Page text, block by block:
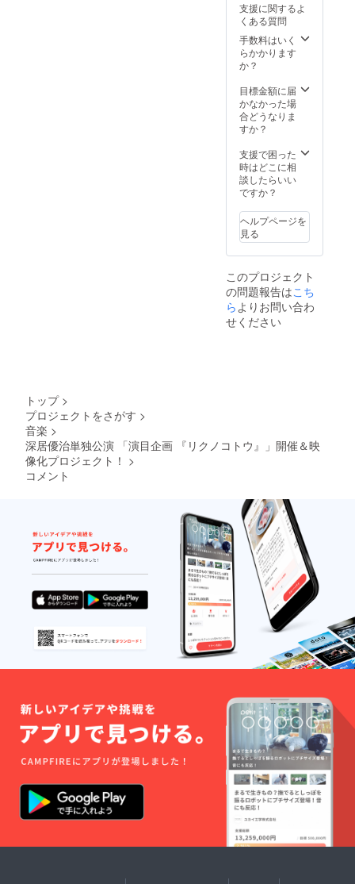
月を予
定。
◯PV映
像原画
名入れ
＜大＞
(LIVE
台公演
終了約
2ヶ月以
内に発
て頂き
ます。
詳細は
随時お
しま
す。)
支援に関するよ
くある質問
手数料はいく
らかかります
か？
目標金額に届
かなかった場
合どうなりま
すか？
支援で困った
時はどこに相
談したらいい
ですか？
ヘルプページを
見る
このプロジェクト
の問題報告はこち
らよりお問い合わ
せください
トップ >
プロジェクトをさがす >
音楽 >
深居優治単独公演 「演目企画 『リクノコトウ』」開催＆映
像化プロジェクト！ >
コメント